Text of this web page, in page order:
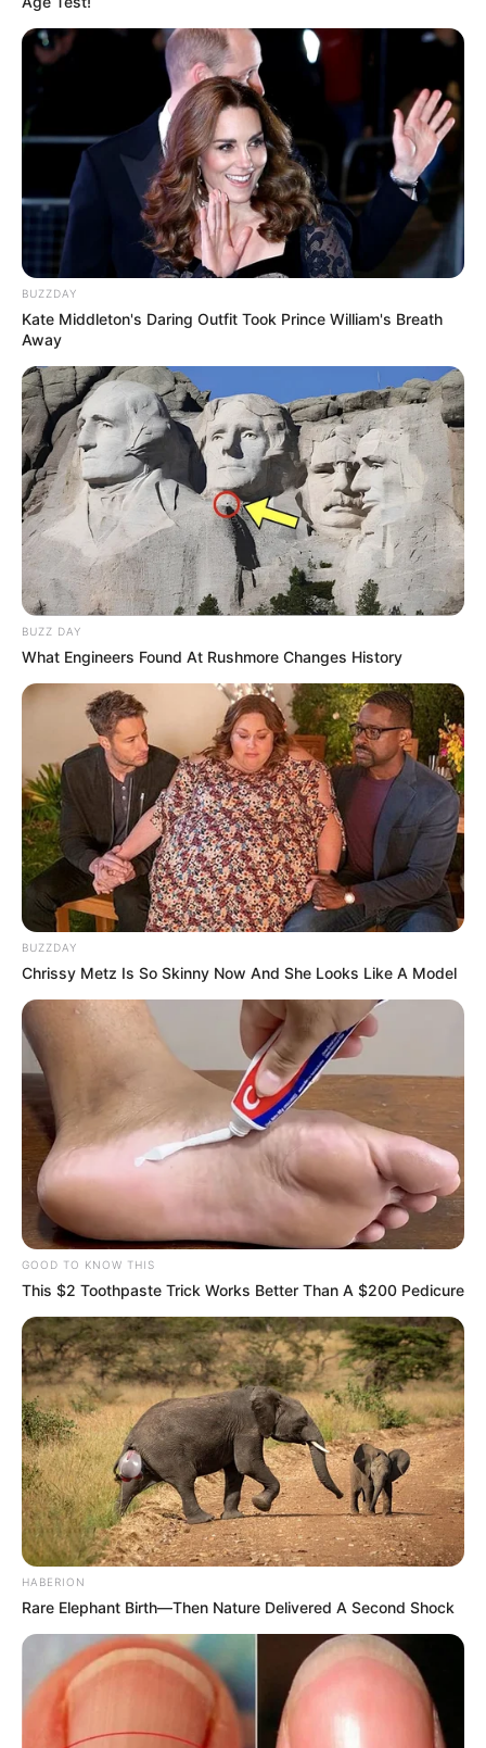
BUZZDAY
Kate Middleton's Daring Outfit Took Prince William's Breath
Away
BUZZ DAY
What Engineers Found At Rushmore Changes History
BUZZDAY
Chrissy Metz Is So Skinny Now And She Looks Like A Model
GOOD TO KNOW THIS
This $2 Toothpaste Trick Works Better Than A $200 Pedicure
HABERION
Rare Elephant Birth—Then Nature Delivered A Second Shock